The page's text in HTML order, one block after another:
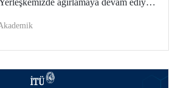
ağırlamaya devam ediyor.
adaylara bilgi vermeye devam